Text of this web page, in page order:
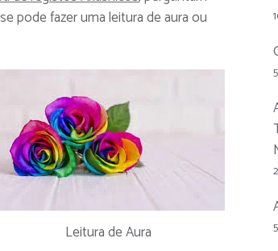
pode fazer uma leitura de aura ou
Leitura de Aura